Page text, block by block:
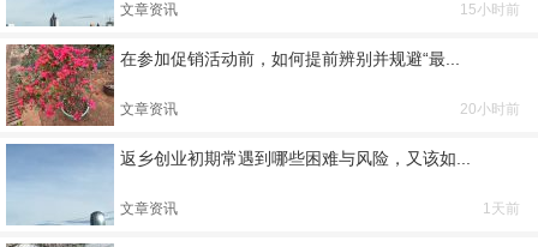
文章资讯 15小时前
在参加促销活动前，如何提前辨别并规避“最...
文章资讯 20小时前
返乡创业初期常遇到哪些困难与风险，又该如...
文章资讯 1天前